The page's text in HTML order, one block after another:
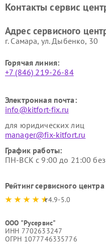
Kitfort
Kitfort
Контакты сервис
Адрес сервисного
г. Самара, ул. Дыбенко, 30
Горячая линия:
+7 (846) 219-26-84
Электронная почта:
info@kitfort-fix.ru
для юридических лиц
manager@fix-kitfort.ru
График работы:
ПН-ВСК с 9:00 до 21:00
Рейтинг сервисного центра
4.9-5.0
ООО "Русервис"
ИНН 7702633247
ОГРН 1077746335776